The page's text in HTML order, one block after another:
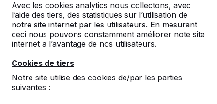
Avec les cookies analytics nous collectons, avec
l’aide des tiers, des statistiques sur l’utilisation de
notre site internet par les utilisateurs. En mesurant
ceci nous pouvons constamment améliorer note site
internet a l’avantage de nos utilisateurs.
Cookies de tiers
Notre site utilise des cookies de/par les parties
suivantes :
Ensemble pique-nique
DeLuxe
€ 1.700,00hors TVA
2ème produit et suivants
économisez